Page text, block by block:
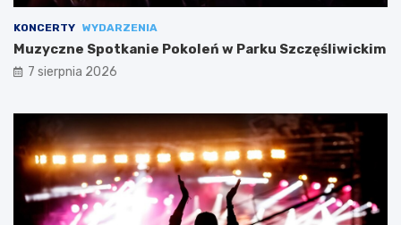
KONCERTY WYDARZENIA
Muzyczne Spotkanie Pokoleń w Parku Szczęśliwickim
7 sierpnia 2026